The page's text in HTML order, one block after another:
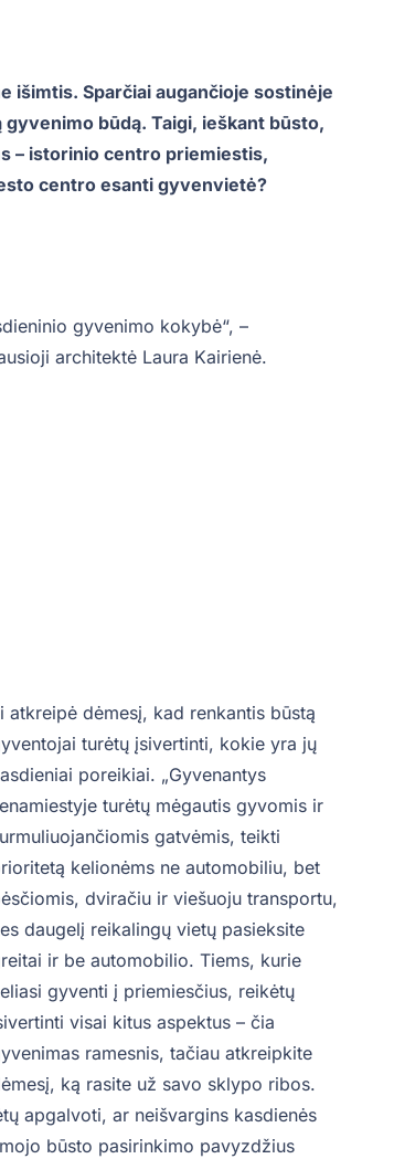
išimtis. Sparčiai augančioje sostinėje
būdą. Taigi, ieškant būsto,
– istorinio centro priemiestis,
centro esanti gyvenvietė?
gyvenimo kokybė“, –
architektė Laura Kairienė.
atkreipė dėmesį, kad renkantis būstą
turėtų įsivertinti, kokie yra jų
poreikiai. „Gyvenantys
turėtų mėgautis gyvomis ir
gatvėmis, teikti
kelionėms ne automobiliu, bet
dviračiu ir viešuoju transportu,
daugelį reikalingų vietų pasieksite
ir be automobilio. Tiems, kurie
gyventi į priemiesčius, reikėtų
visai kitus aspektus – čia
ramesnis, tačiau atkreipkite
ką rasite už savo sklypo ribos.
apgalvoti, ar neišvargins kasdienės
būsto pasirinkimo pavyzdžius